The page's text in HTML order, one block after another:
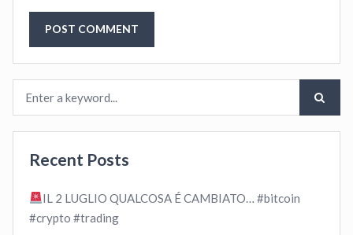
Recent Posts
IL 2 LUGLIO QUALCOSA É CAMBIATO… #bitcoin
#crypto #trading